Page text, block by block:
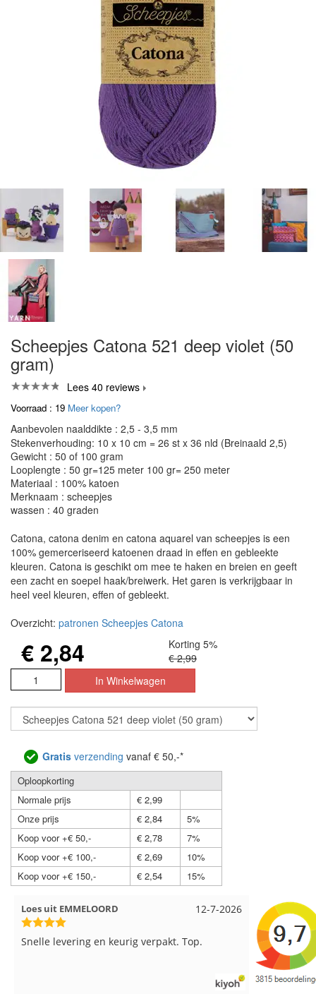
Scheepjes Catona 521 deep violet (50
gram)
Lees 40 reviews
Voorraad : 19 Meer kopen?
Aanbevolen naalddikte : 2,5 - 3,5 mm
Stekenverhouding: 10 x 10 cm = 26 st x 36 nld (Breinaald 2,5)
Gewicht : 50 of 100 gram
Looplengte : 50 gr=125 meter 100 gr= 250 meter
Materiaal : 100% katoen
Merknaam : scheepjes
wassen : 40 graden
Catona, catona denim en catona aquarel van scheepjes is een
100% gemerceriseerd katoenen draad in effen en gebleekte
kleuren. Catona is geschikt om mee te haken en breien en geeft
een zacht en soepel haak/breiwerk. Het garen is verkrijgbaar in
heel veel kleuren, effen of gebleekt.
Overzicht: patronen Scheepjes Catona
€ 2,84
Korting 5%
€ 2,99
Gratis verzending vanaf € 50,-*
Oploopkorting
Normale prijs
€ 2,99
Onze prijs
€ 2,84
5%
Koop voor +€ 50,-
€ 2,78
7%
Koop voor +€ 100,-
€ 2,69
10%
Koop voor +€ 150,-
€ 2,54 15%
12-7-2026
Nell uit Beuningen
Goed verpakt en snelgeleverd
Wendy uit
Ruime
goede
een
doos word